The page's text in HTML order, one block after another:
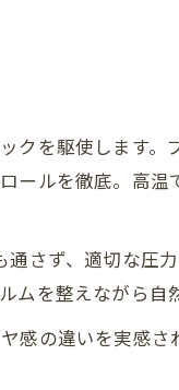
クを駆使します。
ールを徹底。高温
さず、適切な圧
を整えながら自
感の違いを実感さ